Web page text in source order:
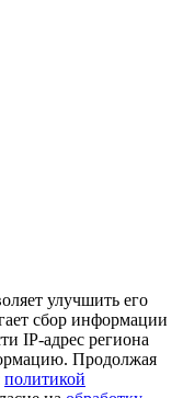
улучшить его
сбор информации
IP-адрес региона
Продолжая
политикой